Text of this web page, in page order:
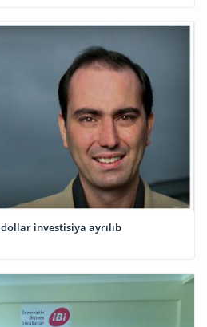
Startaplar üçün 70 milyon dollar investisiya ayrılıb